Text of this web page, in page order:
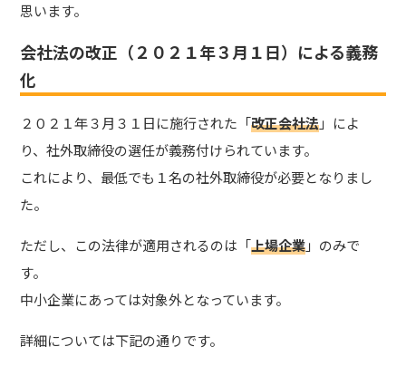
思います。
会社法の改正（２０２１年３月１日）による義務
化
２０２１年３月３１日に施行された「改正会社法」によ
り、社外取締役の選任が義務付けられています。
これにより、最低でも１名の社外取締役が必要となりまし
た。
ただし、この法律が適用されるのは「上場企業」のみで
す。
中小企業にあっては対象外となっています。
詳細については下記の通りです。